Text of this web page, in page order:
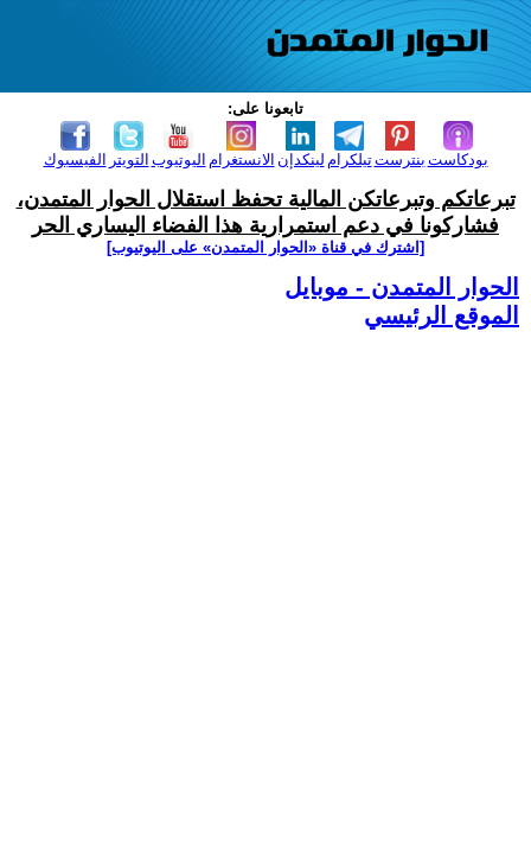
تابعونا على:
الفيسبوك التويتر اليوتيوب الانستغرام لينكدإن تيلكرامبنترست بودكاست
تبرعاتكم وتبرعاتكن المالية تحفظ استقلال الحوار المتمدن،
فشاركونا في دعم استمرارية هذا الفضاء اليساري الحر
[اشترك في قناة ‫«الحوار المتمدن» على اليوتيوب]
الحوار المتمدن - موبايل
الموقع الرئيسي